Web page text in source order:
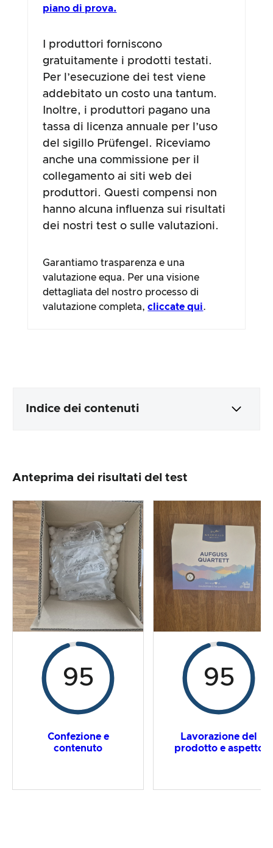
piano di prova.
I produttori forniscono
gratuitamente i prodotti testati.
Per l’esecuzione dei test viene
addebitato un costo una tantum.
Inoltre, i produttori pagano una
tassa di licenza annuale per l’uso
del sigillo Prüfengel. Riceviamo
anche una commissione per il
collegamento ai siti web dei
produttori. Questi compensi non
hanno alcuna influenza sui risultati
dei nostri test o sulle valutazioni.
Garantiamo trasparenza e una
valutazione equa. Per una visione
dettagliata del nostro processo di
valutazione completa,cliccate qui.
Indice dei contenuti
Lavorazione e aspetto del prodotto
Rapporto prezzo/prestazioni
Risultato complessivo
Anteprima dei risultati del test
95
Confezione e
contenuto
95
Lavorazione del
prodotto e aspetto